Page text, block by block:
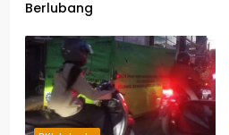
Berlubang